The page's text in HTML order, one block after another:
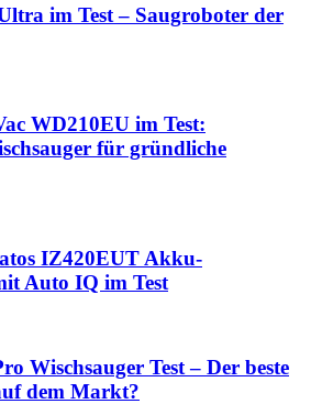
im Test – Saugroboter der
WD210EU im Test:
für gründliche
IZ420EUT Akku-
Auto IQ im Test
Wischsauger Test – Der beste
dem Markt?